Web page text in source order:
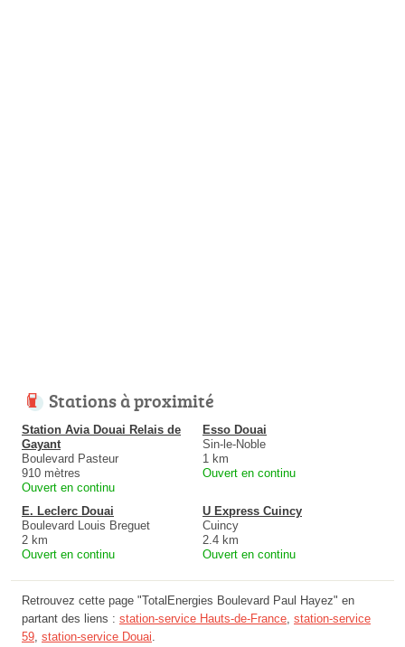
Stations à proximité
Station Avia Douai Relais de
Gayant
Boulevard Pasteur
910 mètres
Ouvert en continu
Esso Douai
Sin-le-Noble
1 km
Ouvert en continu
E. Leclerc Douai
Boulevard Louis Breguet
2 km
Ouvert en continu
U Express Cuincy
Cuincy
2.4 km
Ouvert en continu
Retrouvez cette page "TotalEnergies Boulevard Paul Hayez" en
partant des liens : station-service Hauts-de-France station-service
59 station-service Douai